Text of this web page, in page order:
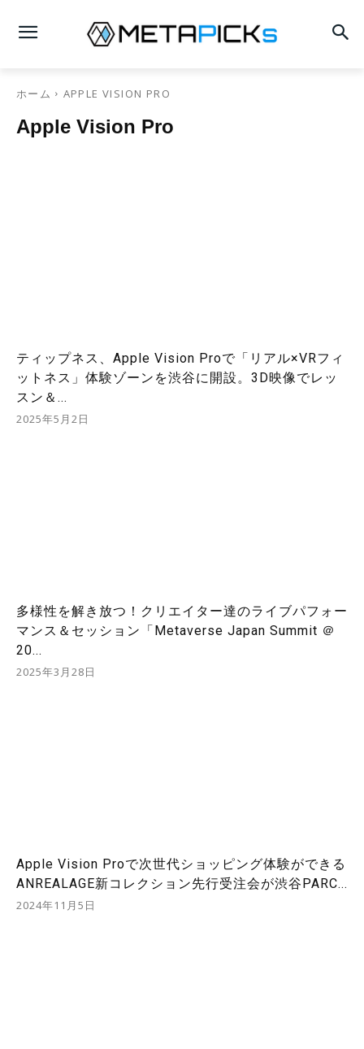
ホーム APPLE VISION PRO
Apple Vision Pro
ティップネス、Apple Vision Proで「リアル×VRフィ
ットネス」体験ゾーンを渋谷に開設。3D映像でレッ
スン＆...
2025年5月2日
多様性を解き放つ！クリエイター達のライブパフォー
マンス＆セッション「Metaverse Japan Summit ＠
20...
2025年3月28日
Apple Vision Proで次世代ショッピング体験ができる
ANREALAGE新コレクション先行受注会が渋谷PARC...
2024年11月5日